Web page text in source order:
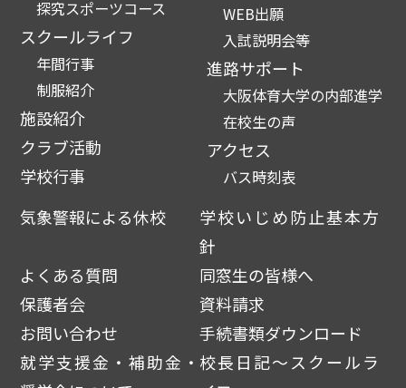
探究スポーツコース
スクールライフ
年間行事
制服紹介
施設紹介
クラブ活動
学校行事
WEB出願
入試説明会等
進路サポート
大阪体育大学の内部進学
在校生の声
アクセス
バス時刻表
気象警報による休校
学校いじめ防止基本方
針
よくある質問
同窓生の皆様へ
保護者会
資料請求
お問い合わせ
手続書類ダウンロード
就学支援金・補助金・ 校長日記～スクールラ